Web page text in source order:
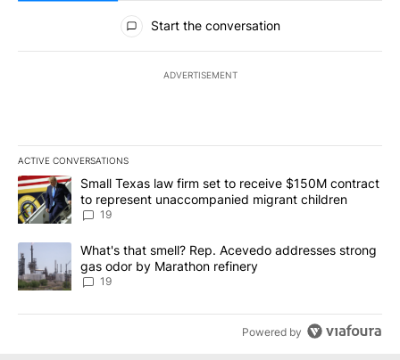
All Comments
Start the conversation
ADVERTISEMENT
ACTIVE CONVERSATIONS
The following is a list of the most commented articles in the last
A trending article titled "Small Texas law firm set to receive
Small Texas law firm set to receive $150M contract
to represent unaccompanied migrant children
19
A trending article titled "What's that smell? Rep. Acevedo
What's that smell? Rep. Acevedo addresses strong
gas odor by Marathon refinery
19
Powered by